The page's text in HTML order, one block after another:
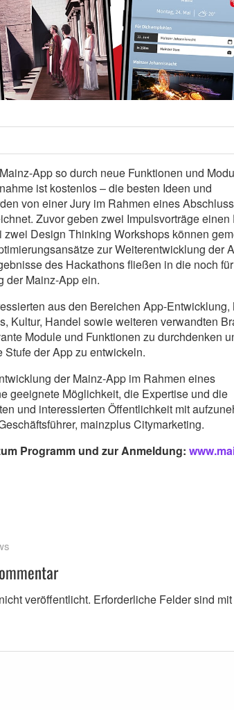
App so durch neue Funktionen und
ist kostenlos – die besten Ideen und
von einer Jury im Rahmen eines
Zuvor geben zwei Impulsvorträge
zwei Design Thinking Workshops können
zur Weiterentwicklung der
des Hackathons fließen in die noch
der Mainz-App ein.
aus den Bereichen App-Entwicklung,
Kultur, Handel sowie weiteren verwandten
Module und Funktionen zu durchdenken
Stufe der App zu entwickeln.
der Mainz-App im Rahmen eines
geeignete Möglichkeit, die Expertise und die
und interessierten Öffentlichkeit mit
mainzplus Citymarketing.
Programm und zur Anmeldung:
veröffentlicht. Erforderliche Felder sind mit